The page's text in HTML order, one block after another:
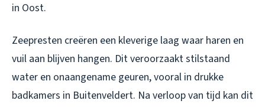
in Oost.
Zeepresten creëren een kleverige laag waar haren en
vuil aan blijven hangen. Dit veroorzaakt stilstaand
water en onaangename geuren, vooral in drukke
badkamers in Buitenveldert. Na verloop van tijd kan dit